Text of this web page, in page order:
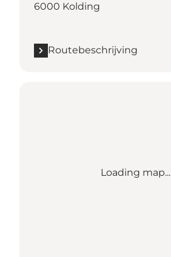
6000 Kolding
Routebeschrijving
Loading map...